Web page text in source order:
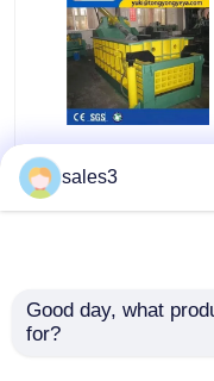
Forward Out
Hydraulische metalen
balenpers Machine
sales3
Good day, what
for?